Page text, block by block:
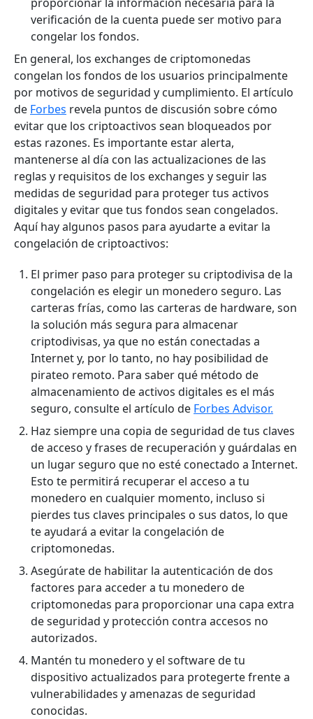
verificación de la cuenta puede ser motivo para
congelar los fondos.
En general, los exchanges de criptomonedas
congelan los fondos de los usuarios principalmente
por motivos de seguridad y cumplimiento. El artículo
de Forbes revela puntos de discusión sobre cómo
evitar que los criptoactivos sean bloqueados por
estas razones. Es importante estar alerta,
mantenerse al día con las actualizaciones de las
reglas y requisitos de los exchanges y seguir las
medidas de seguridad para proteger tus activos
digitales y evitar que tus fondos sean congelados.
Aquí hay algunos pasos para ayudarte a evitar la
congelación de criptoactivos:
El primer paso para proteger su criptodivisa de la
congelación es elegir un monedero seguro. Las
carteras frías, como las carteras de hardware, son
la solución más segura para almacenar
criptodivisas, ya que no están conectadas a
Internet y, por lo tanto, no hay posibilidad de
pirateo remoto. Para saber qué método de
almacenamiento de activos digitales es el más
seguro, consulte el artículo de Forbes Advisor.
Haz siempre una copia de seguridad de tus claves
de acceso y frases de recuperación y guárdalas en
un lugar seguro que no esté conectado a Internet.
Esto te permitirá recuperar el acceso a tu
monedero en cualquier momento, incluso si
pierdes tus claves principales o sus datos, lo que
te ayudará a evitar la congelación de
criptomonedas.
Asegúrate de habilitar la autenticación de dos
factores para acceder a tu monedero de
criptomonedas para proporcionar una capa extra
de seguridad y protección contra accesos no
autorizados.
Mantén tu monedero y el software de tu
dispositivo actualizados para protegerte frente a
vulnerabilidades y amenazas de seguridad
conocidas.